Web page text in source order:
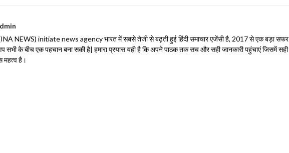
NEWS) initiate news agency भारत में सबसे तेजी से बढ़ती हुई हिंदी समाचार एजेंसी है, 2017 से एक बड़ा सफर
के बीच एक पहचान बना सकी है| हमारा प्रयास यही है कि अपने पाठक तक सच और सही जानकारी पहुंचाएं जिसमें सही
महत्व है।